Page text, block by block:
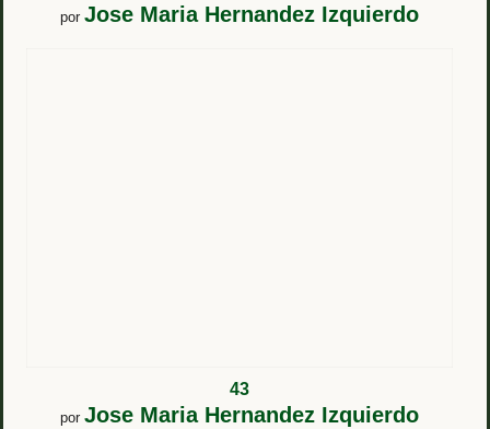
por Jose Maria Hernandez Izquierdo
43
por Jose Maria Hernandez Izquierdo